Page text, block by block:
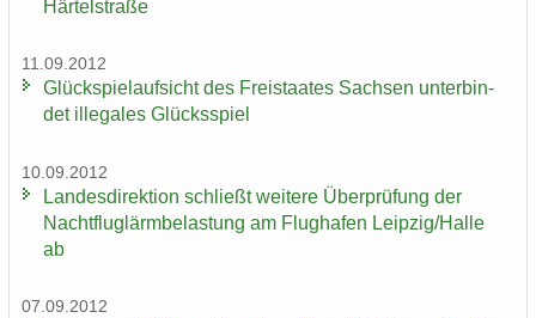
Här­tel­stra­ße
11.09.2012
Glück­spiel­auf­sicht des Frei­staa­tes Sach­sen un­ter­bin­
det il­le­ga­les Glücks­spiel
10.09.2012
Lan­des­di­rek­ti­on schließt wei­te­re Über­prü­fung der
Nacht­flug­lärm­be­las­tung am Flug­ha­fen Leip­zig/Halle
ab
07.09.2012